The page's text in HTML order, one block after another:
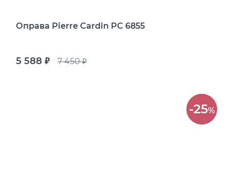
Оправа Pierre Cardin PC 6855
5 588 руб. 7 450руб.
-25%